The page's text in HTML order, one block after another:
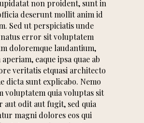
non proident, sunt in
deserunt mollit anim id
Sed ut perspiciatis unde
error sit voluptatem
doloremque laudantium,
eaque ipsa quae ab
veritatis etquasi architecto
dicta sunt explicabo. Nemo
voluptatem quia voluptas sit
aut odit aut fugit, sed quia
magni dolores eos qui